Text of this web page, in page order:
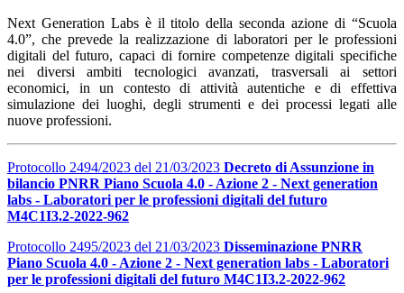
Next Generation Labs è il titolo della seconda azione di “Scuola
4.0”, che prevede la realizzazione di laboratori per le professioni
digitali del futuro, capaci di fornire competenze digitali specifiche
nei diversi ambiti tecnologici avanzati, trasversali ai settori
economici, in un contesto di attività autentiche e di effettiva
simulazione dei luoghi, degli strumenti e dei processi legati alle
nuove professioni.
Protocollo 2494/2023 del 21/03/2023 Decreto di Assunzione in
bilancio PNRR Piano Scuola 4.0 - Azione 2 - Next generation
labs - Laboratori per le professioni digitali del futuro
M4C1I3.2-2022-962
Protocollo 2495/2023 del 21/03/2023 Disseminazione PNRR
Piano Scuola 4.0 - Azione 2 - Next generation labs - Laboratori
per le professioni digitali del futuro M4C1I3.2-2022-962